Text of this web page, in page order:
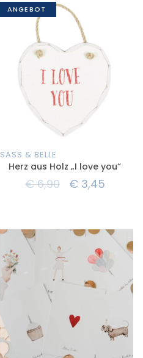
ANGEBOT
SASS & BELLE
Herz aus Holz „I love you“
€6,90 €3,45